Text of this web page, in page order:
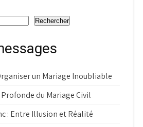
Rechercher
un Mariage Inoubliable
du Mariage Civil
: Entre Illusion et Réalité